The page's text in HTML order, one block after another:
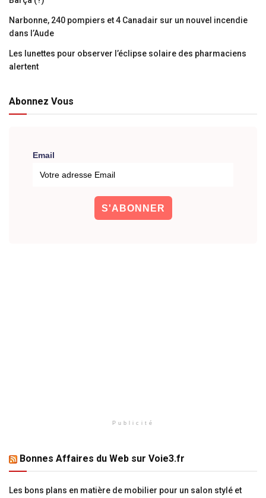
Narbonne, 240 pompiers et 4 Canadair sur un nouvel incendie
dans l’Aude
Les lunettes pour observer l’éclipse solaire des pharmaciens
alertent
Abonnez Vous
Email
Publicité
Bonnes Affaires du Web sur Voie3.fr
Les bons plans en matière de mobilier pour un salon stylé et